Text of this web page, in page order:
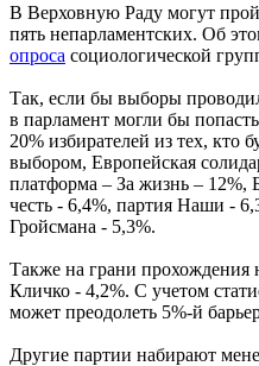
В Верховную Раду могут
пять непарламентских. Об
опроса социологической
Так, если бы выборы
в парламент могли бы
20% избирателей из тех, кто
выбором, Европейская
платформа – За жизнь – 12%,
честь - 6,4%, партия Наши -
Гройсмана - 5,3%.
Также на грани
Кличко - 4,2%. С учетом
может преодолеть 5%-й
Другие партии набирают